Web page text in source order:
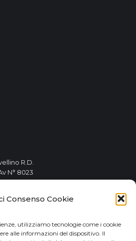
Consenso Cookie
utilizziamo tecnologie come i cookie
alle informazioni del dispositivo. Il
R.D.
N° 8023